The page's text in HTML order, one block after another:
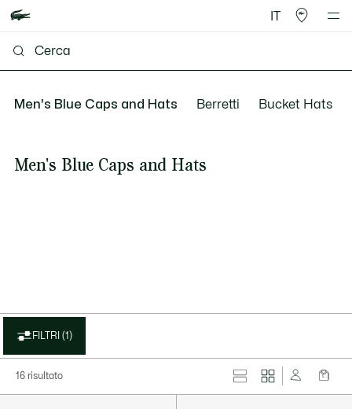
IT
Men's Blue Caps and Hats Berretti Bucket Hats
Men's Blue Caps and Hats
FILTRI (1)
16 risultato